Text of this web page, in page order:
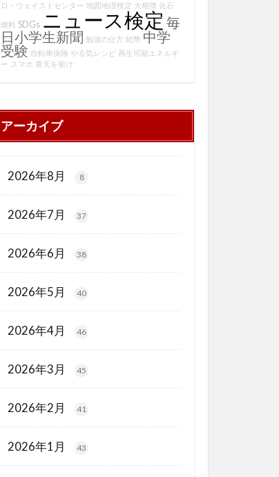
ロ・ウェイストセンター 地図地理検定 大相撲 化石
燃料 SDGs ニュース検定 毎
日小学生新聞 勉強の仕方 紙幣 中学
受験 自転車保険 やる気レシピ
再生可能エネルギ
ー スマホ 青天を衝け
アーカイブ
2026年8月 8
2026年7月 37
2026年6月 38
2026年5月 40
2026年4月 46
2026年3月 45
2026年2月 41
2026年1月 43